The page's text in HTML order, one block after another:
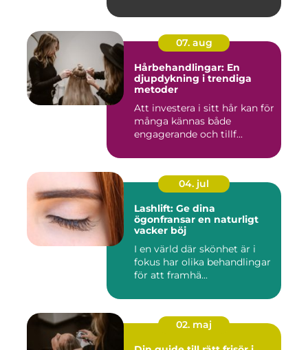
07. aug
Hårbehandlingar: En
djupdykning i trendiga
metoder
Att investera i sitt hår kan för
många kännas både
engagerande och tillf...
04. jul
Lashlift: Ge dina
ögonfransar en naturligt
vacker böj
I en värld där skönhet är i
fokus har olika behandlingar
för att framhä...
02. maj